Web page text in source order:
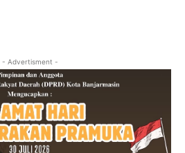
- Advertisment -